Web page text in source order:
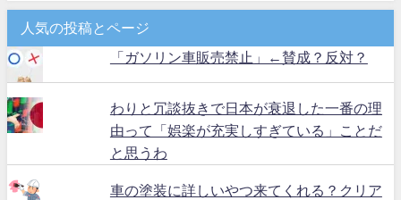
人気の投稿とページ
「ガソリン車販売禁止」←賛成？反対？
わりと冗談抜きで日本が衰退した一番の理
由って「娯楽が充実しすぎている」ことだ
と思うわ
車の塗装に詳しいやつ来てくれる？クリア